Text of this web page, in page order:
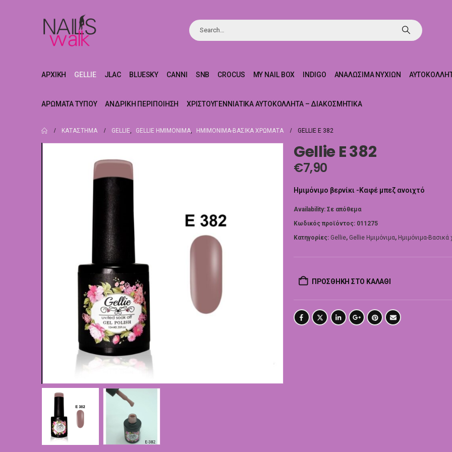
ΑΡΧΙΚΉ GELLIE JLAC BLUESKY CANNI SNB CROCUS MY NAIL BOX INDIGO ΑΝΑΛΏΣΙΜΑ ΝΥΧΙΏΝ
ΑΡΏΜΑΤΑ ΤΎΠΟΥ ΑΝΔΡΙΚΉ ΠΕΡΙΠΟΊΗΣΗ ΧΡΙΣΤΟΥΓΕΝΝΙΆΤΙΚΑ ΑΥΤΟΚΌΛΛΗΤΑ – ΔΙΑΚΟΣΜΗΤΙΚΆ
ΚΑΤΆΣΤΗΜΑ GELLIE, GELLIE ΗΜΙΜΌΝΙΜΑ, ΗΜΙΜΌΝΙΜΑ-ΒΑΣΙΚΆ ΧΡΏΜΑΤΑ GELLIE E 382
Gellie E 382
€7,90
Ημιμόνιμο βερνίκι -Καφέ μπεζ ανοιχτό
Availability: Σε απόθεμα
Κωδικός προϊόντος: 011275
Κατηγορίες: Gellie, Gellie Ημιμόνιμα, Ημιμόνιμα-
ΠΡΟΣΘΉΚΗ ΣΤΟ ΚΑΛΆΘΙ